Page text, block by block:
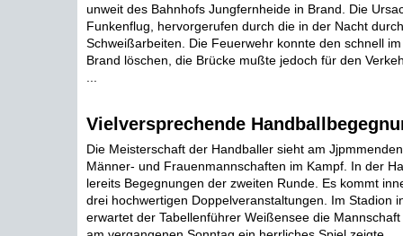
unweit des Bahnhofs Jungfernheide in Brand. Die
Funkenflug, hervorgerufen durch die in der Nacht
Schweißarbeiten. Die Feuerwehr konnte den schnell
Brand löschen, die Brücke mußte jedoch für den
Vielversprechende
Die Meisterschaft der Handballer sieht am
Männer- und Frauenmannschaften im Kampf. In der
lereits Begegnungen der zweiten Runde. Es kommt
drei hochwertigen Doppelveranstaltungen. Im Stadion
erwartet der Tabellenführer Weißensee die